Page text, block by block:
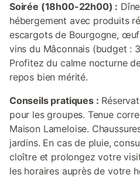
Soirée (18h00-22h00) :
hébergement avec produits
escargots de Bourgogne,
vins du Mâconnais (budget :
Profitez du calme nocturne
repos bien mérité.
Conseils pratiques :
pour les groupes. Tenue
Maison Lameloise.
jardins. En cas de pluie,
cloître et prolongez votre
les horaires auprès de votre